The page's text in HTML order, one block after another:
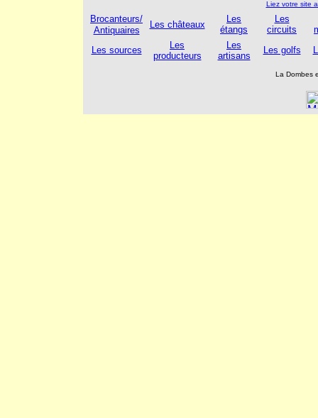
Liez votre site
Brocanteurs/
Antiquaires
Les châteaux
Les
étangs
Les
circuits
Les sources
Les
producteurs
Les
artisans
Les golfs
La Dombes